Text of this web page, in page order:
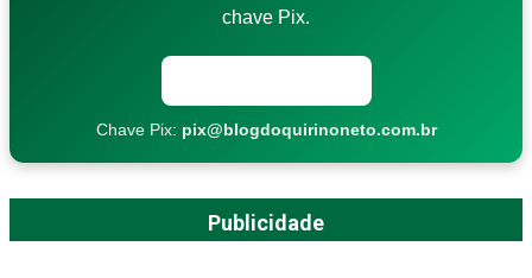
chave Pix.
Chave Pix: pix@blogdoquirinoneto.com.br
Publicidade